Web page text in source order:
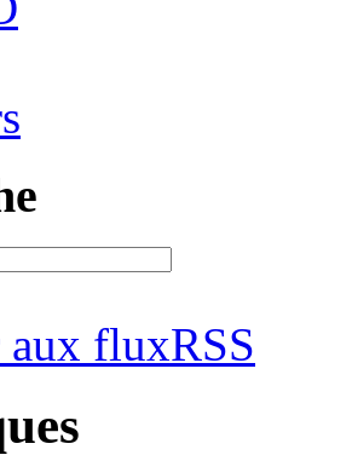
aux fluxRSS